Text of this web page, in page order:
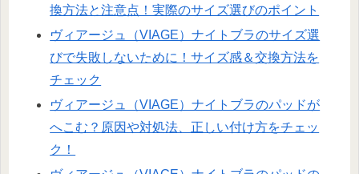
換方法と注意点！実際のサイズ選びのポイント
ヴィアージュ（VIAGE）ナイトブラのサイズ選
びで失敗しないために！サイズ感＆交換方法を
チェック
ヴィアージュ（VIAGE）ナイトブラのパッドが
へこむ？原因や対処法、正しい付け方をチェッ
ク！